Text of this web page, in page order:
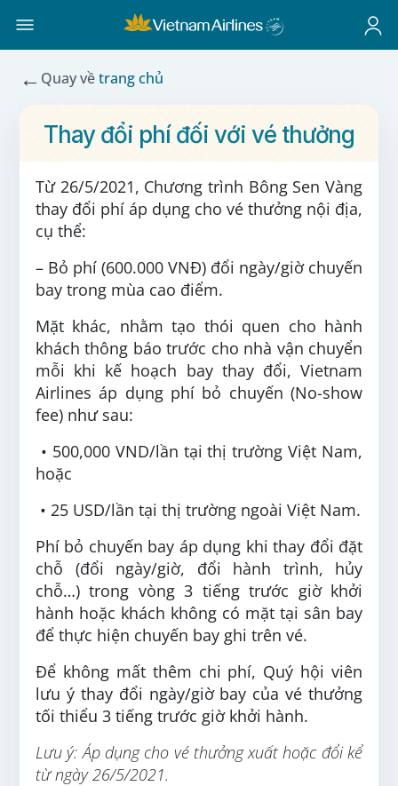
← Quay vềtrang chủ
Thay đổi phí đối với vé thưởng
Từ 26/5/2021, Chương trình Bông Sen Vàng
thay đổi phí áp dụng cho vé thưởng nội địa,
cụ thể:
– Bỏ phí (600.000 VNĐ) đổi ngày/giờ chuyến
bay trong mùa cao điểm.
Mặt khác, nhằm tạo thói quen cho hành
khách thông báo trước cho nhà vận chuyển
mỗi khi kế hoạch bay thay đổi, Vietnam
Airlines áp dụng phí bỏ chuyến (No-show
fee) như sau:
• 500,000 VND/lần tại thị trường Việt Nam,
hoặc
• 25 USD/lần tại thị trường ngoài Việt Nam.
Phí bỏ chuyến bay áp dụng khi thay đổi đặt
chỗ (đổi ngày/giờ, đổi hành trình, hủy
chỗ…) trong vòng 3 tiếng trước giờ khởi
hành hoặc khách không có mặt tại sân bay
để thực hiện chuyến bay ghi trên vé.
Để không mất thêm chi phí, Quý hội viên
lưu ý thay đổi ngày/giờ bay của vé thưởng
tối thiểu 3 tiếng trước giờ khởi hành.
Lưu ý: Áp dụng cho vé thưởng xuất hoặc đổi kể
từ ngày 26/5/2021.